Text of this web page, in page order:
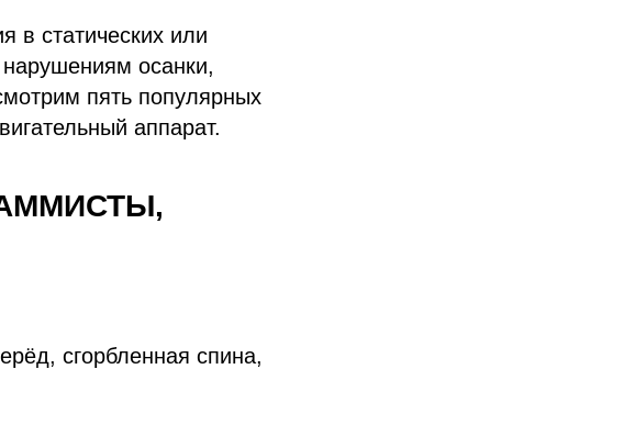
в статических или
осанки,
пять популярных
аппарат.
сгорбленная спина,